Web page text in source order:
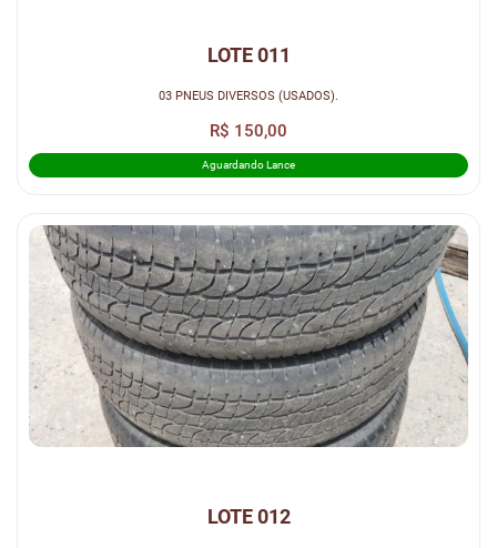
LOTE 011
03 PNEUS DIVERSOS (USADOS).
R$ 150,00
Aguardando Lance
LOTE 012